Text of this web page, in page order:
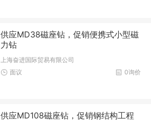
供应MD38磁座钻，促销便携式小型磁
力钻
上海奋进国际贸易有限公司
0询价
面议
供应MD108磁座钻，促销钢结构工程